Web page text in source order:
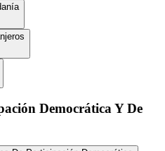
Democrática Y De